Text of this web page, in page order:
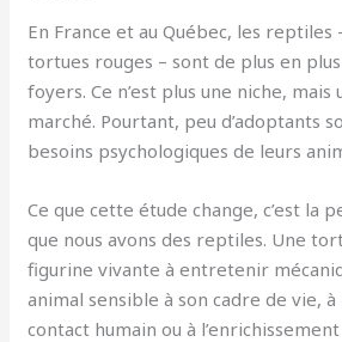
En France et au Québec, les
tortues rouges – sont de plus en
foyers. Ce n’est plus une niche,
marché. Pourtant, peu d’adoptants
besoins psychologiques de leurs
Ce que cette étude change, c’est la
que nous avons des reptiles. Une
figurine vivante à entretenir
animal sensible à son cadre de vie,
contact humain ou à